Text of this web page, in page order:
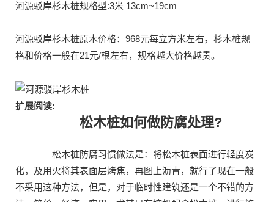
河源驳岸杉木桩规格型:3米 13cm~19cm
河源驳岸杉木桩原木价格：968元每立方米左右，杉木桩规
格和价格一般在21元/根左右，规格越大价格越贵。
扩展阅读:
松木桩如何做防腐处理?
松木桩防腐习惯做法是：将松木桩表面进行轻度炭
化，及用火将其表面层烤焦，再图上沥青，就行了现在一般
不采用这种方法，但是，对于临时性建筑还是一个不错的方